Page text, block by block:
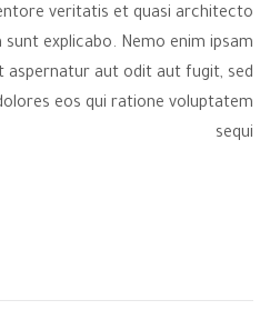
veritatis et quasi architecto
explicabo. Nemo enim ipsam
aspernatur aut odit aut fugit, sed
eos qui ratione voluptatem
sequi